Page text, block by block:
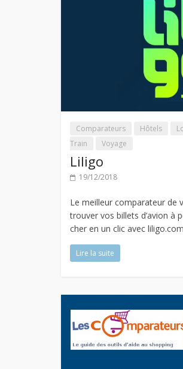
Comparateurs Hôtels
Train
Voyage
Liligo
19/12/2018
Le meilleur comparateur de
trouver vos billets d’avion à
cher en un clic avec
Lire la suite